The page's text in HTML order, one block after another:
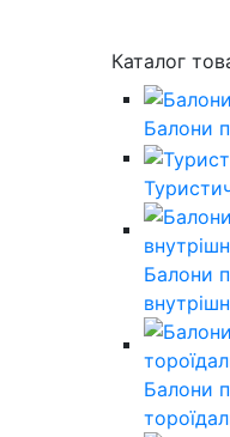
Каталог
Балони
Балони
Балони